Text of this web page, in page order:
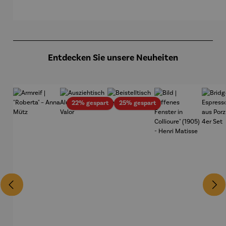
Entdecken Sie unsere Neuheiten
22% gespartRabatt25% gespartRabatt